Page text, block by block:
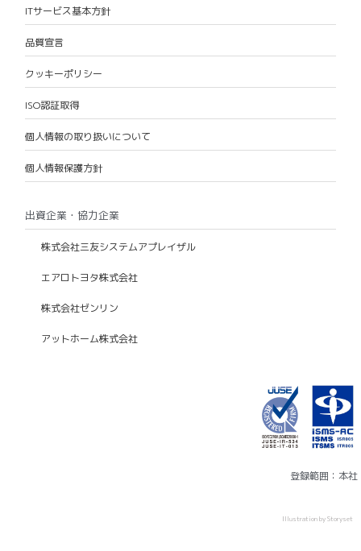
ITサービス基本方針
品質宣言
クッキーポリシー
ISO認証取得
個人情報の取り扱いについて
個人情報保護方針
出資企業・協力企業
株式会社三友システムアプレイザル
エアロトヨタ株式会社
株式会社ゼンリン
アットホーム株式会社
登録範囲：本社
Illustration by Storyset